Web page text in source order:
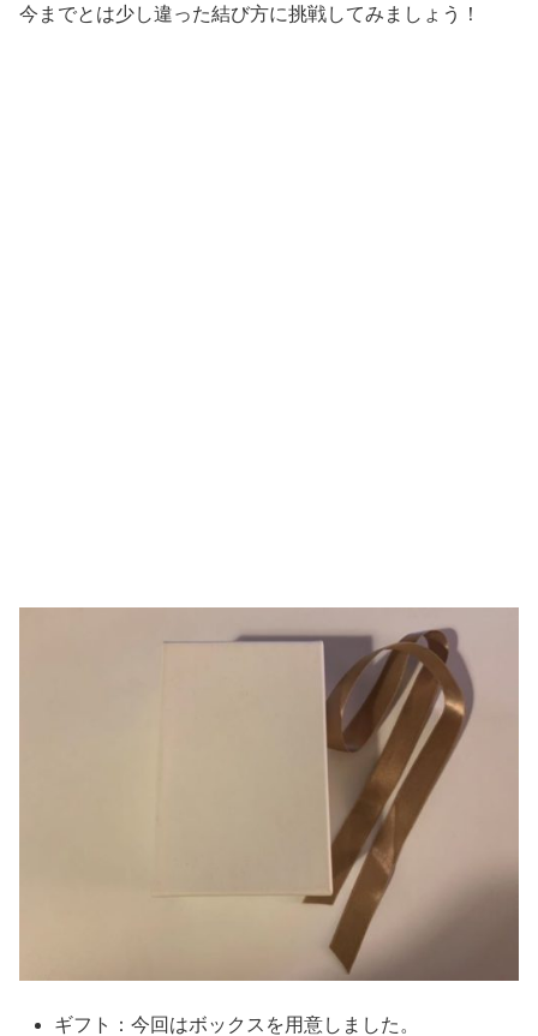
今までとは少し違った結び方に挑戦してみましょう！
ギフト：今回はボックスを用意しました。